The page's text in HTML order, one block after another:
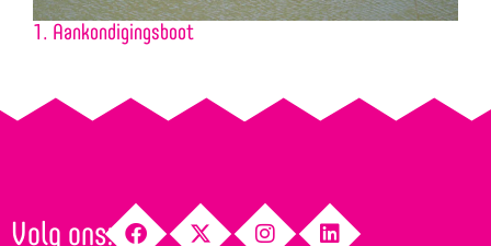
1. Aankondigingsboot
Volg ons: